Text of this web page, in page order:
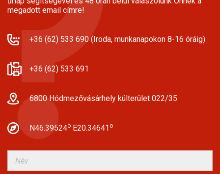
megadott email címre!
+36 (62) 533 690 (Iroda, munkanapokon 8-16 óráig)
+36 (62) 533 691
6800 Hódmezővásárhely külterület 022/35
N46.39524o E20.34641 o